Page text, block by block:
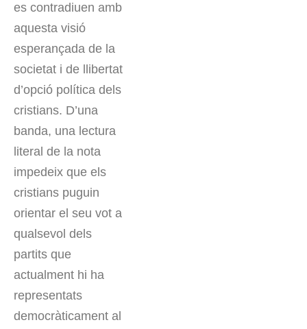
es contradiuen amb
aquesta visió
esperançada de la
societat i de llibertat
d’opció política dels
cristians. D’una
banda, una lectura
literal de la nota
impedeix que els
cristians puguin
orientar el seu vot a
qualsevol dels
partits que
actualment hi ha
representats
democràticament al